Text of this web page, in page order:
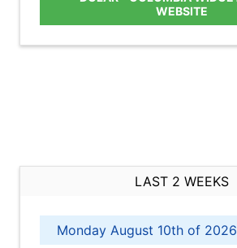
WEBSITE
LAST 2 WEEKS
Monday August 10th of 2026